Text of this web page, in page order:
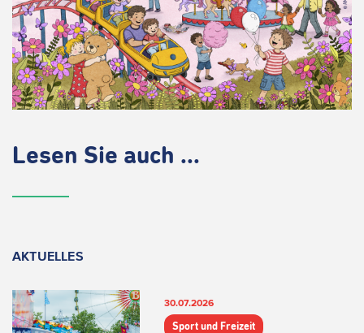
Lesen Sie auch ...
AKTUELLES
30.07.2026
Sport und Freizeit